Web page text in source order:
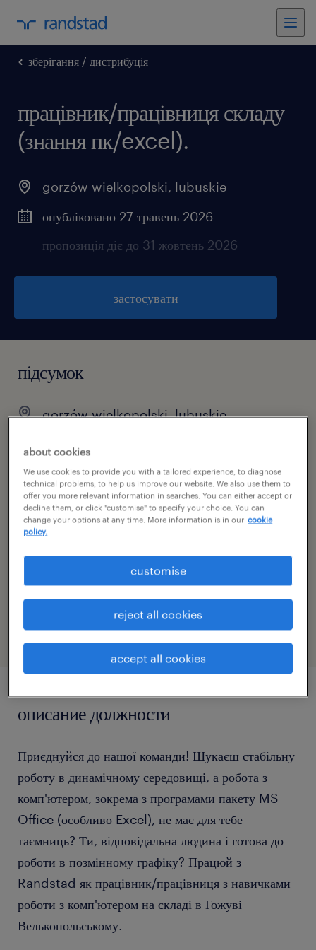
зберігання / дистрибуція
працівник/працівниця складу
(знання пк/excel).
gorzów wielkopolski, lubuskie
опубліковано 27 травень 2026
пропозиція діє до 31 жовтень 2026
застосувати
підсумок
gorzów wielkopolski, lubuskie
pełen etat
специальность
номер посилання
описание должности
Приєднуйся до нашої команди! Шукаєш стабільну
роботу в динамічному середовищі, а робота з
комп'ютером, зокрема з програмами пакету MS
Office (особливо Excel), не має для тебе
таємниць? Ти, відповідальна людина і готова до
роботи в позмінному графіку? Працюй з
Randstad як працівник/працівниця з навичками
роботи з комп'ютером на складі в Гожуві-
Велькопольському.
about cookies
We use cookies to provide you with a tailored experience, to diagnose
technical problems, to help us improve our website. We also use them to
offer you more relevant information in searches. You can either accept or
decline them, or click "customise" to specify your choice. You can
change your options at any time. More information is in our cookie
policy.
accept all cookies
reject all cookies
customise